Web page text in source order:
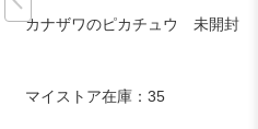
カナザワのピカチュウ 未開封
マイストア在庫： 35